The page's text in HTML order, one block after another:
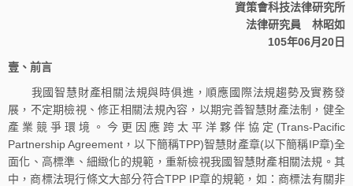
資策會科技法律研究所
法律研究員 林昭如
105年06月20日
壹、前言
我國智慧財產相關法規與時俱進，順應國際法規趨勢及實務發
展，不定期檢視、修正相關法規內容，以期完善智慧財產法制，健全
產業競爭環境。今更因應跨太平洋夥伴協定(Trans-Pacific
Partnership Agreement，以下簡稱TPP)智慧財產章(以下簡稱IP章)全
面化、高標準、細緻化的規範，重新檢視我國智慧財產相關法規。其
中，商標法現行條文大部分符合TPP IP章的規範，如：商標法有關非